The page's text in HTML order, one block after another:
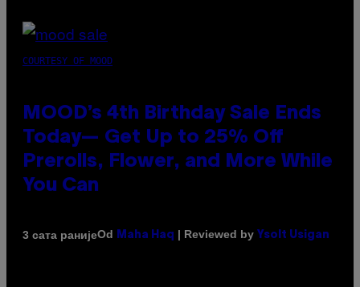
COURTESY OF MOOD
MOOD’s 4th Birthday Sale Ends
Today— Get Up to 25% Off
Prerolls, Flower, and More While
You Can
3 сата ранијеOd Maha Haq | Reviewed by Ysolt Usigan